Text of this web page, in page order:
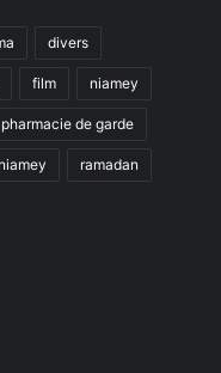
divers
film niamey
pharmacie de garde
ramadan